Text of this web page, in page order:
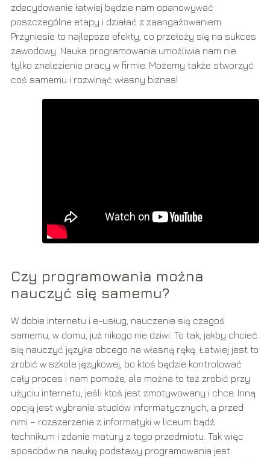
zdecydowanie łatwiej będzie nam opanowywać
poszczególne etapy i działać z zaangażowaniem.
Przyniesie to najlepsze efekty, co przełoży się na sukces
zawodowy. Nauka programowania umożliwia nam nie
tylko znalezienie pracy w firmie. Możemy także stworzyć
coś samemu i rozwinąć własny biznes!
Czy programowania można
nauczyć się samemu?
W dobie internetu i e-usług, nauczenie się czegoś
samemu, w domu, już nikogo nie dziwi. To tak, jakby chcieć
się nauczyć języka obcego na własną rękę. Łatwiej jest to
zrobić w szkole językowej, bo ktoś będzie kontrolować
cały proces i nam pomoże, ale można to też zrobić przy
użyciu internetu, jeśli ktoś jest zmotywowany i chce. Inną
opcją jest wybranie studiów informatycznych, a przed
nimi – rozszerzenia z informatyki w liceum bądź
technikum i zdanie matury z tego przedmiotu. Tak więc
sposobów na naukę podstawy programowania jest